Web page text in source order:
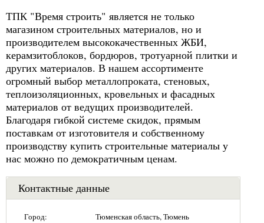
ТПК "Время строить" является не только
магазином строительных материалов, но и
производителем высококачественных ЖБИ,
керамзитоблоков, бордюров, тротуарной плитки и
других материалов. В нашем ассортименте
огромный выбор металлопроката, стеновых,
теплоизоляционных, кровельных и фасадных
материалов от ведущих производителей.
Благодаря гибкой системе скидок, прямым
поставкам от изготовителя и собственному
производству купить строительные материалы у
нас можно по демократичным ценам.
Контактные данные
Город: Тюменская область, Тюмень